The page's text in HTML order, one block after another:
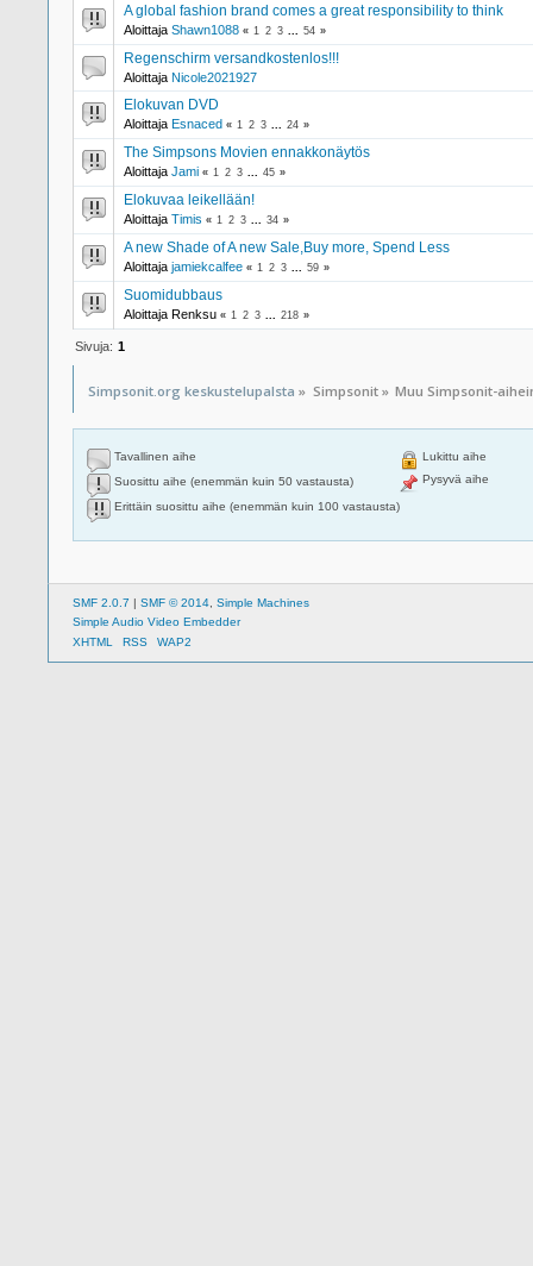
A global fashion brand comes a great responsibility to think
Aloittaja Shawn1088 « 1 2 3 54 »
Regenschirm versandkostenlos!!!
Aloittaja Nicole2021927
Elokuvan DVD
Aloittaja Esnaced « 1 2 3 24 »
The Simpsons Movien ennakkonäytös
Aloittaja Jami « 1 2 3 45 »
Elokuvaa leikellään!
Aloittaja Timis « 1 2 3 34 »
A new Shade of A new Sale,Buy more, Spend Less
Aloittaja jamiekcalfee « 1 2 3 59 »
Suomidubbaus
Aloittaja Renksu « 1 2 3 218 »
Sivuja: 1
Simpsonit.org keskustelupalsta » Simpsonit» Muu Simpsonit-
Tavallinen aihe
Suosittu aihe (enemmän kuin 50 vastausta)
Erittäin suosittu aihe (enemmän kuin 100 vastausta)
Lukittu aihe
Pysyvä aihe
SMF 2.0.7 | SMF © 2014 Simple Machines
Simple Audio Video Embedder
XHTML
RSS WAP2